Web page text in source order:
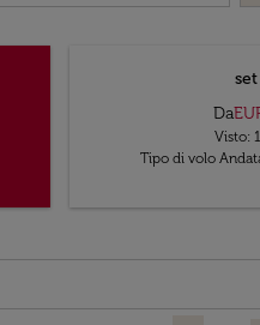
Da
Visto:
Tipo di volo
label EUR 1.0K